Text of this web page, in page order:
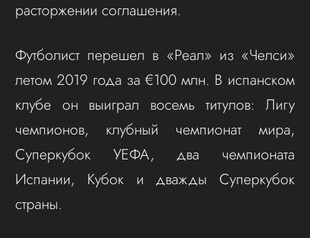
расторжении соглашения.
Футболист перешел в «Реал» из «Челси»
летом 2019 года за €100 млн. В испанском
клубе он выиграл восемь титулов: Лигу
чемпионов, клубный чемпионат мира,
Суперкубок УЕФА, два чемпионата
Испании, Кубок и дважды Суперкубок
страны.